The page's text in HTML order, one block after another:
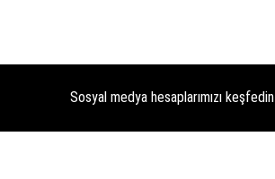
Sosyal medya hesaplarımızı keşfedin